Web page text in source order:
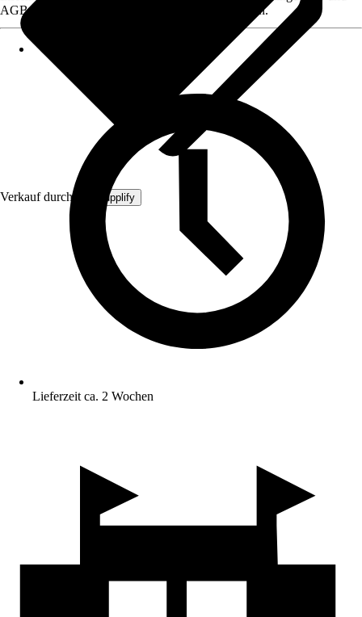
Verkauf durch: MySupplify
AGB, finden Sie bei Klick auf den Verkäufernamen.
Lieferzeit ca. 2 Wochen